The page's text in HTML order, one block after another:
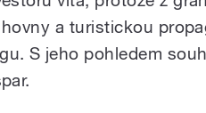
a turistickou
S jeho pohledem